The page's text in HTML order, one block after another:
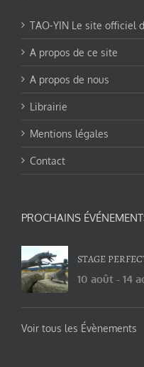
TAO-YIN Le site officiel
A propos de ce site
A propos de nous
Librairie
Mentions légales
Contact
PROCHAINS
STAGE
10 août - 14
Voir tous les Évènements